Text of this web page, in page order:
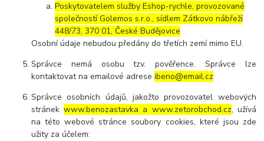
Poskytovatelem služby Eshop-rychle, provozované
společností Golemos s.r.o., sídlem Zátkovo nábřeží
448/73, 370 01, České Budějovice
Osobní údaje nebudou předány do třetích zemí mimo EU.
Správce nemá osobu tzv. pověřence. Správce lze
kontaktovat na emailové adreseibeno@email.cz
Správce osobních údajů, jakožto provozovatel webových
stránekwww.benozastavka a www.zetorobchod.cz, užívá
na této webové stránce soubory cookies, které jsou zde
užity za účelem: